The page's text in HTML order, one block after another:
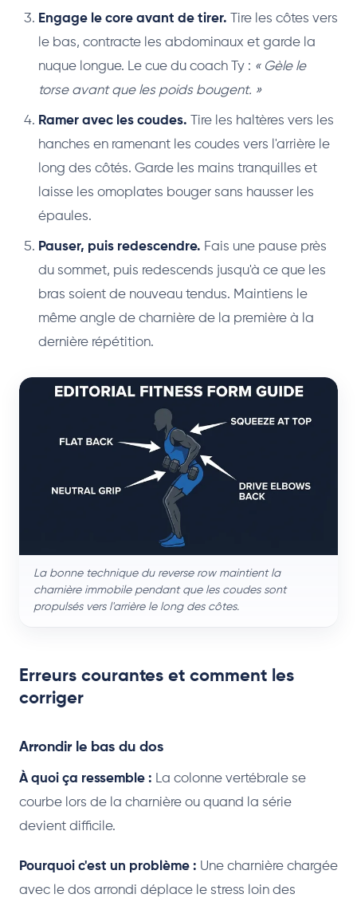
Engage le core avant de tirer. Tire les côtes vers
le bas, contracte les abdominaux et garde la
nuque longue. Le cue du coach Ty : « Gèle le
torse avant que les poids bougent. »
Ramer avec les coudes. Tire les haltères vers les
hanches en ramenant les coudes vers l'arrière le
long des côtés. Garde les mains tranquilles et
laisse les omoplates bouger sans hausser les
épaules.
Pauser, puis redescendre. Fais une pause près
du sommet, puis redescends jusqu'à ce que les
bras soient de nouveau tendus. Maintiens le
même angle de charnière de la première à la
dernière répétition.
La bonne technique du reverse row maintient la
charnière immobile pendant que les coudes sont
propulsés vers l'arrière le long des côtes.
Erreurs courantes et comment les
corriger
Arrondir le bas du dos
À quoi ça ressemble : La colonne vertébrale se
courbe lors de la charnière ou quand la série
devient difficile.
Pourquoi c'est un problème : Une charnière chargée
avec le dos arrondi déplace le stress loin des